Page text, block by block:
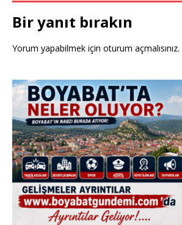
Bir yanıt bırakın
Yorum yapabilmek için oturum açmalısınız.